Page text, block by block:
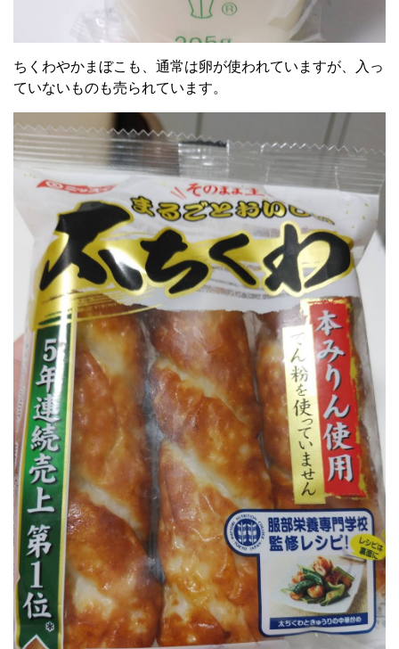
ちくわやかまぼこも、通常は卵が使われていますが、入っ
ていないものも売られています。